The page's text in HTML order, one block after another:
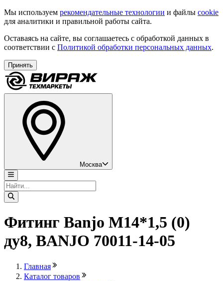
Мы используем рекомендательные технологии и файлы cookie
для аналитики и правильной работы сайта.
Оставаясь на сайте, вы соглашаетесь с обработкой данных в
соответствии с Политикой обработки персональных данных.
Принять
Москва
Фитинг Banjo M14*1,5 (0)
ду8, BANJO 70011-14-05
Главная
Каталог товаров